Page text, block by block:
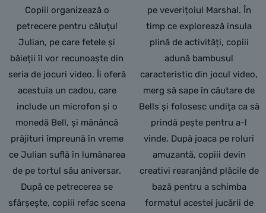
Copiii organizează o
petrecere pentru căluțul
Julian, pe care fetele și
băieții îl vor recunoaște din
seria de jocuri video. Îi oferă
acestuia un cadou, care
include un microfon și o
monedă Bell, și mănâncă
prăjituri împreună în vreme
ce Julian suflă în lumânarea
de pe tortul său aniversar.
După ce petrecerea se
sfârșește, copiii refac scena
pe veverițoiul Marshal. În
timp ce explorează insula
plină de activități, copiii
adună bambusul
caracteristic din jocul video,
merg să sape în căutare de
Bells și folosesc undița ca să
prindă pește pentru a-l
vinde. După joaca pe roluri
amuzantă, copiii devin
creativi rearanjând plăcile de
bază pentru a schimba
formatul acestei jucării de